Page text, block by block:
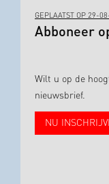
GEPLAATST OP 29-
Abboneer
Wilt u op de
nieuwsbrief.
NU